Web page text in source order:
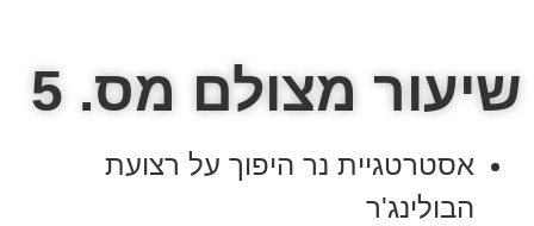
שיעור מצולם מס. 5
אסטרטגיית נר היפוך על רצועת
הבולינג'ר